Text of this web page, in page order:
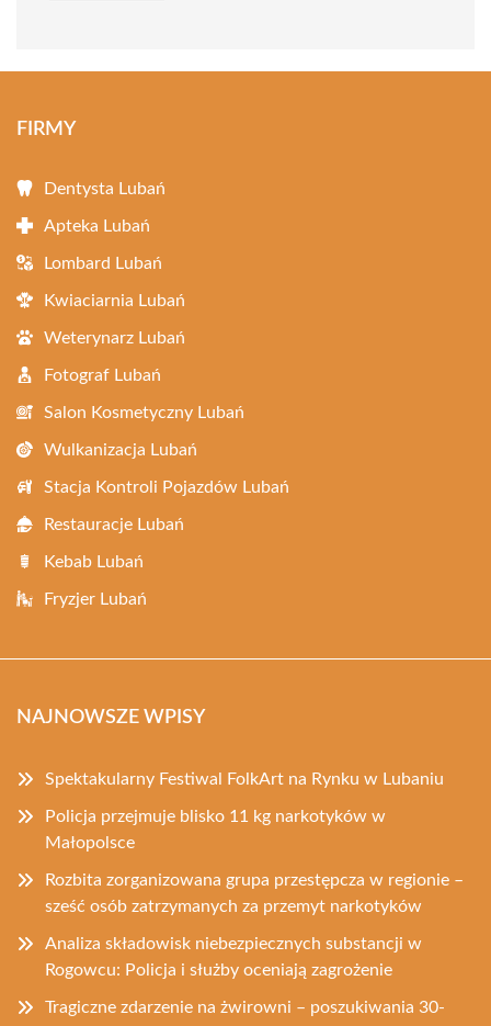
FIRMY
Dentysta Lubań
Apteka Lubań
Lombard Lubań
Kwiaciarnia Lubań
Weterynarz Lubań
Fotograf Lubań
Salon Kosmetyczny Lubań
Wulkanizacja Lubań
Stacja Kontroli Pojazdów Lubań
Restauracje Lubań
Kebab Lubań
Fryzjer Lubań
NAJNOWSZE WPISY
Spektakularny Festiwal FolkArt na Rynku w Lubaniu
Policja przejmuje blisko 11 kg narkotyków w
Małopolsce
Rozbita zorganizowana grupa przestępcza w regionie –
sześć osób zatrzymanych za przemyt narkotyków
Analiza składowisk niebezpiecznych substancji w
Rogowcu: Policja i służby oceniają zagrożenie
Tragiczne zdarzenie na żwirowni – poszukiwania 30-